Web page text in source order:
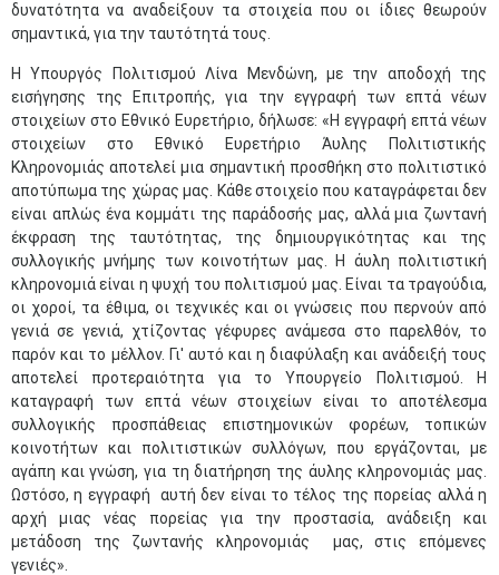
δυνατότητα να αναδείξουν τα στοιχεία που οι ίδιες θεωρούν
σημαντικά, για την ταυτότητά τους.
Η Υπουργός Πολιτισμού Λίνα Μενδώνη, με την αποδοχή της
εισήγησης της Επιτροπής, για την εγγραφή των επτά νέων
στοιχείων στο Εθνικό Ευρετήριο, δήλωσε: «Η εγγραφή επτά νέων
στοιχείων στο Εθνικό Ευρετήριο Άυλης Πολιτιστικής
Κληρονομιάς αποτελεί μια σημαντική προσθήκη στο πολιτιστικό
αποτύπωμα της χώρας μας. Κάθε στοιχείο που καταγράφεται δεν
είναι απλώς ένα κομμάτι της παράδοσής μας, αλλά μια ζωντανή
έκφραση της ταυτότητας, της δημιουργικότητας και της
συλλογικής μνήμης των κοινοτήτων μας. Η άυλη πολιτιστική
κληρονομιά είναι η ψυχή του πολιτισμού μας. Είναι τα τραγούδια,
οι χοροί, τα έθιμα, οι τεχνικές και οι γνώσεις που περνούν από
γενιά σε γενιά, χτίζοντας γέφυρες ανάμεσα στο παρελθόν, το
παρόν και το μέλλον. Γι' αυτό και η διαφύλαξη και ανάδειξή τους
αποτελεί προτεραιότητα για το Υπουργείο Πολιτισμού. Η
καταγραφή των επτά νέων στοιχείων είναι το αποτέλεσμα
συλλογικής προσπάθειας επιστημονικών φορέων, τοπικών
κοινοτήτων και πολιτιστικών συλλόγων, που εργάζονται, με
αγάπη και γνώση, για τη διατήρηση της άυλης κληρονομιάς μας.
Ωστόσο, η εγγραφή αυτή δεν είναι το τέλος της πορείας αλλά η
αρχή μιας νέας πορείας για την προστασία, ανάδειξη και
μετάδοση της ζωντανής κληρονομιάς μας, στις επόμενες
γενιές».